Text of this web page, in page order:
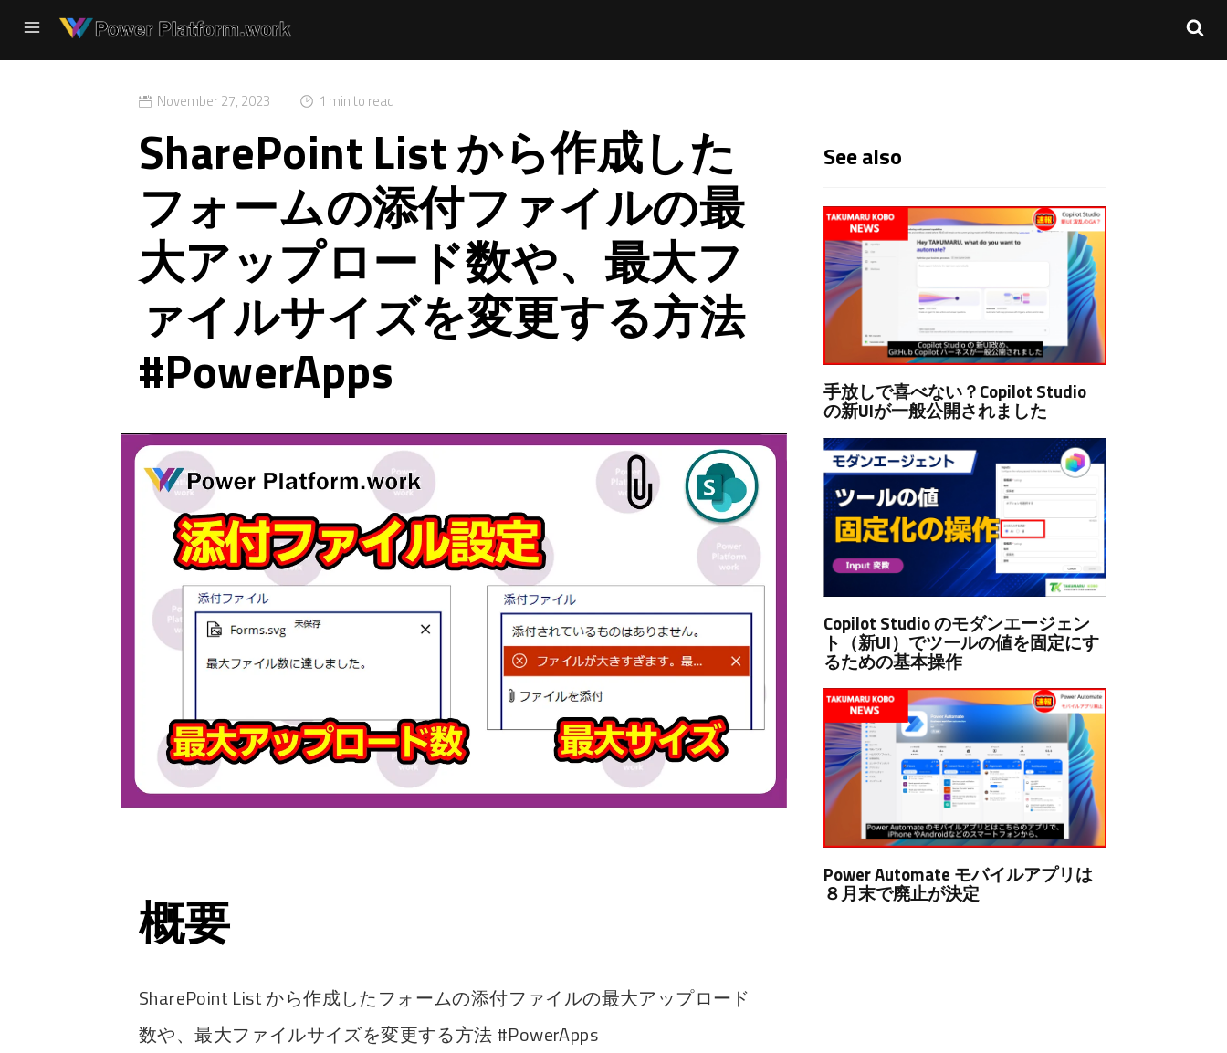
November 27, 2023 1 min to read
SharePoint List から作成した
フォームの添付ファイルの最
大アップロード数や、最大フ
ァイルサイズを変更する方法
#PowerApps
概要
SharePoint List から作成したフォームの添付ファイルの最大アップロード
数や、最大ファイルサイズを変更する方法 #PowerApps
See also
手放しで喜べない？Copilot Studio
の新UIが一般公開されました
Copilot Studio のモダンエージェン
ト（新UI）でツールの値を固定にす
るための基本操作
Power Automate モバイルアプリは
８月末で廃止が決定